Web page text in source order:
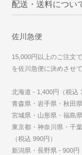
配送・送料につい
佐川急便
15,000円以上のご注文
を佐川急便に決めさせ
北海道 - 1,400円（税込
青森県・岩手県・秋田
宮城県・山形県・福島
東京都・神奈川県・千
（税込 990円）
新潟県・長野県 - 900円